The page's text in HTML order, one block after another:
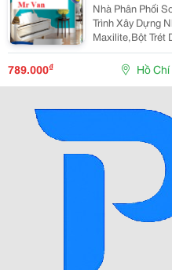
Nhà Phân Phối
Trình Xây Dựng
Maxilite,Bột Trét
Joton, Sơn Bạch
789.000₫ Hồ